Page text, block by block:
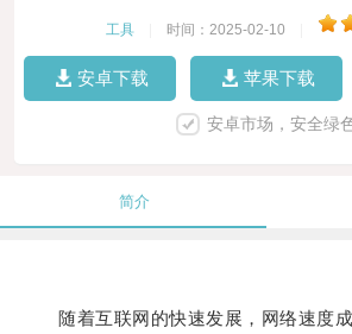
工具 时间：2025-02-10
安卓下载 苹果下载
安卓市场，安全绿
简介
随着互联网的快速发展，网络速度成